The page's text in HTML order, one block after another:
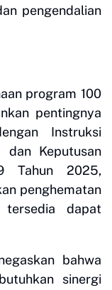
pengendalian
program 100
pentingnya
Instruksi
dan Keputusan
Tahun 2025,
penghematan
dapat
bahwa
sinergi